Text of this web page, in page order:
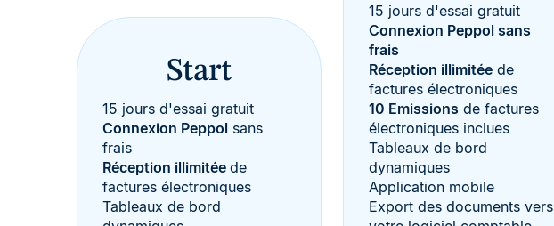
Start
15 jours d'essai gratuit
Connexion Peppol sans
frais
Réception illimitée de
factures électroniques
Tableaux de bord
15 jours d'essai gratuit
Connexion Peppol sans
frais
Réception illimitée de
factures électroniques
10 Emissions de factures
électroniques inclues
Tableaux de bord
dynamiques
Application mobile
Export des documents vers